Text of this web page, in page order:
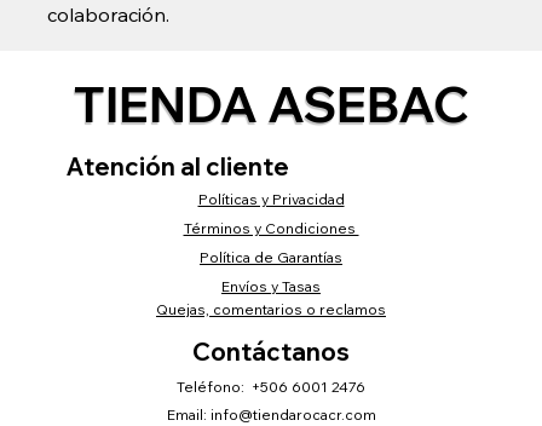
colaboración.
TIENDA ASEBAC
Atención al cliente
Políticas y Privacidad
Términos y Condiciones
Envíos y Tasas
Política de Garantías
Quejas, comentarios o reclamos
Contáctanos
Teléfono: +506 6001 2476
Email: info@tiendarocacr.com